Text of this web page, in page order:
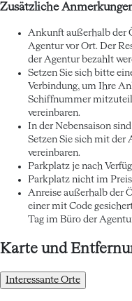
Zusätzliche
Ankunft außerhalb der
Agentur vor Ort. Der
der Agentur bezahlt
Setzen Sie sich bitte
Verbindung, um Ihre
Schiffnummer
vereinbaren.
In der Nebensaison
Setzen Sie sich mit der
vereinbaren.
Parkplatz je nach
Parkplatz nicht im
Anreise außerhalb der
einer mit Code
Tag im Büro der
Karte und
Interessante Orte